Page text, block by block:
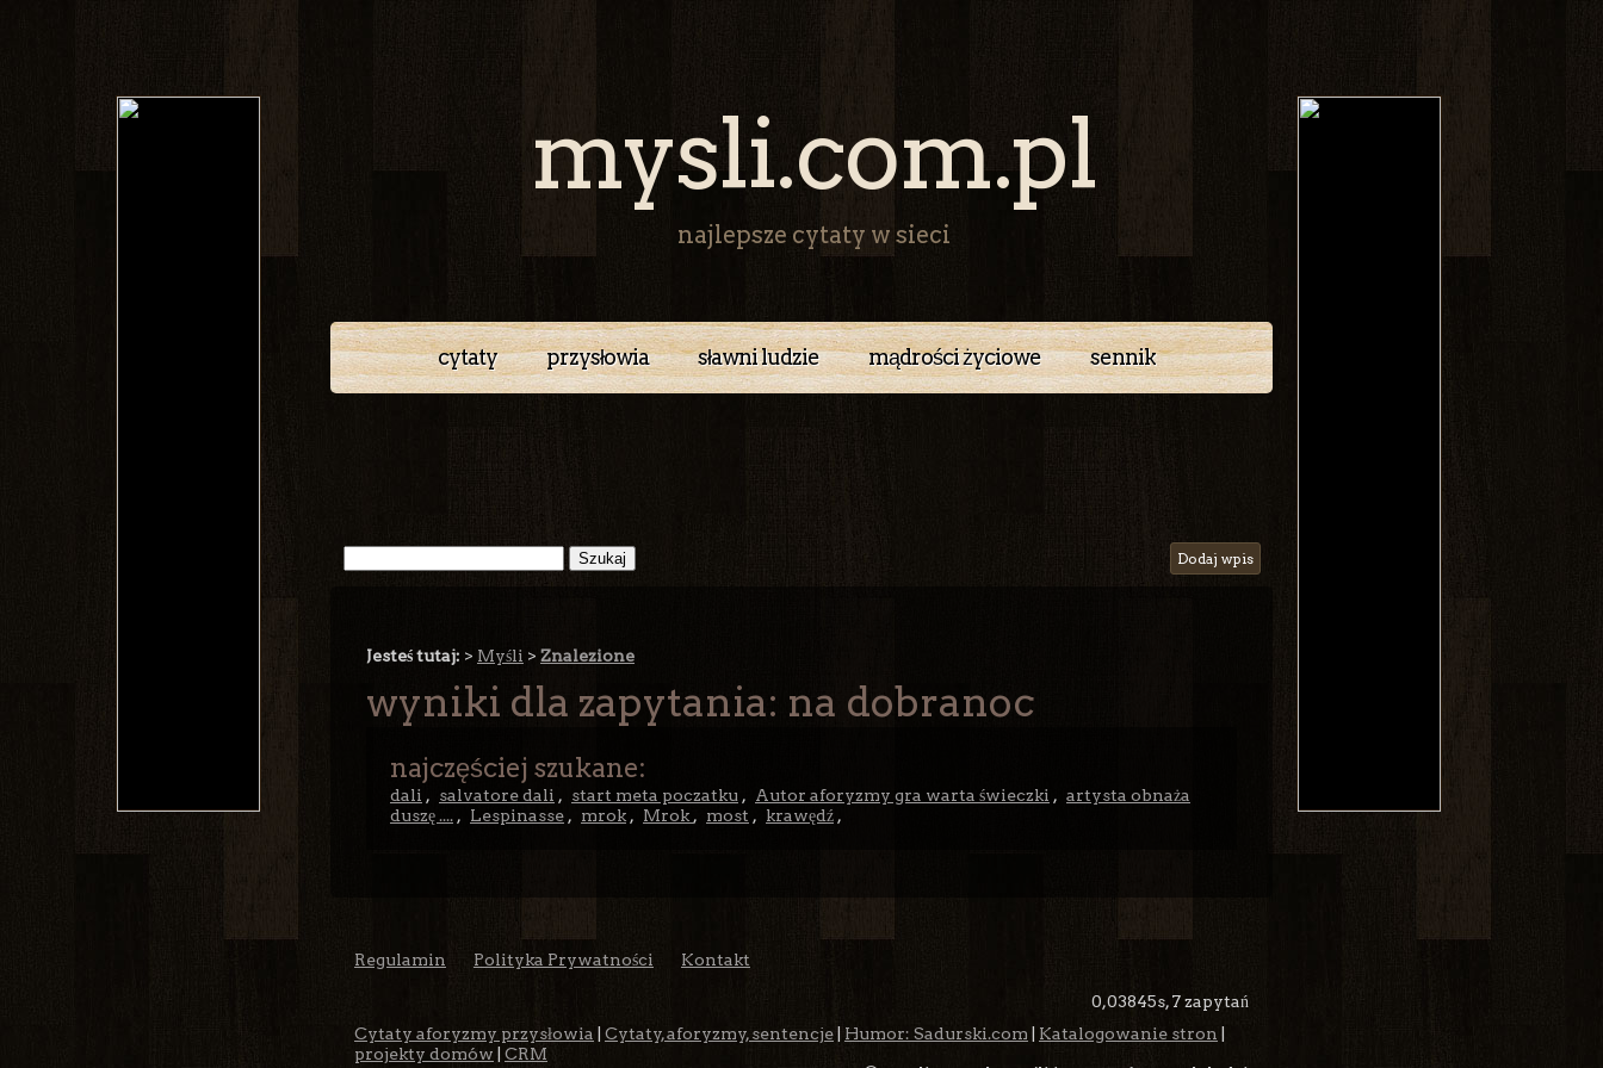
mysli.com.pl
najlepsze cytaty w sieci
cytaty przysłowia sławni ludzie mądrości życiowe sennik
Dodaj wpis
Jesteś tutaj: > Myśli > Znalezione
wyniki dla zapytania: na dobranoc
najczęściej szukane:
dali , salvatore dali , start meta poczatku , Autor aforyzmy gra warta świeczki , artysta obnaża
duszę .... , Lespinasse , mrok , Mrok , most , krawędź ,
Regulamin Polityka Prywatności Kontakt
0,03845s,7 zapytań
Cytaty aforyzmy przysłowia
Cytaty, aforyzmy, sentencje Humor: Sadurski.com Katalogowanie stron
projekty domów
CRM